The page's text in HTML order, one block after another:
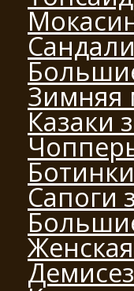
Зимняя
Казаки
Сапоги